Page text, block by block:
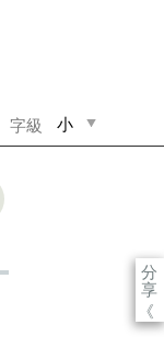
字級 小
分
享
《